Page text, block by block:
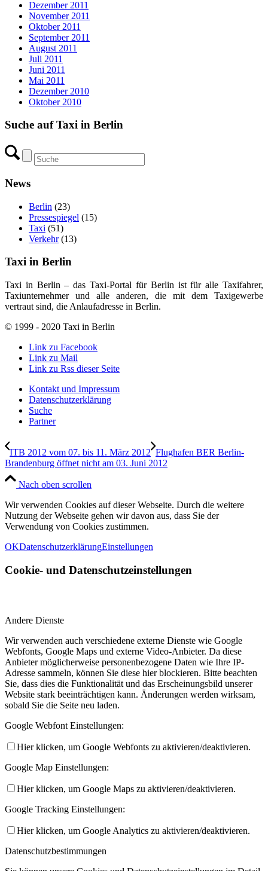
Dezember 2011
November 2011
Oktober 2011
September 2011
August 2011
Juli 2011
Juni 2011
Mai 2011
Dezember 2010
Oktober 2010
Suche auf Taxi in Berlin
News
Berlin (23)
Pressespiegel (15)
Taxi (51)
Verkehr(13)
Taxi in Berlin
Taxi in Berlin – das Taxi-Portal für Berlin ist für alle Taxifahrer,
Taxiunternehmer und alle anderen, die mit dem Taxigewerbe
vertraut sind, die Anlaufadresse in Berlin.
© 1999 - 2020 Taxi in Berlin
Link zu Facebook
Link zu Mail
Link zu Rss dieser Seite
Kontakt und Impressum
Datenschutzerklärung
Suche
Partner
ITB 2012 vom 07. bis 11. März 2012 Flughafen BER Berlin-
Brandenburg öffnet nicht am 03. Juni 2012
Nach oben scrollen
Wir verwenden Cookies auf dieser Webseite. Durch die weitere
Nutzung der Webseite gehen wir davon aus, dass Sie der
Verwendung von Cookies zustimmen.
OKDatenschutzerklärungEinstellungen
Cookie- und Datenschutzeinstellungen
Andere Dienste
Wir verwenden auch verschiedene externe Dienste wie Google
Webfonts, Google Maps und externe Video-Anbieter. Da diese
Anbieter möglicherweise personenbezogene Daten wie Ihre IP-
Adresse sammeln, können Sie diese hier blockieren. Bitte beachten
Sie, dass dies die Funktionalität und das Erscheinungsbild unserer
Website stark beeinträchtigen kann. Änderungen werden wirksam,
sobald Sie die Seite neu laden.
Google Webfont Einstellungen:
Hier klicken, um Google Webfonts zu aktivieren/deaktivieren.
Google Map Einstellungen:
Hier klicken, um Google Maps zu aktivieren/deaktivieren.
Google Tracking Einstellungen:
Hier klicken, um Google Analytics zu aktivieren/deaktivieren.
Datenschutzbestimmungen